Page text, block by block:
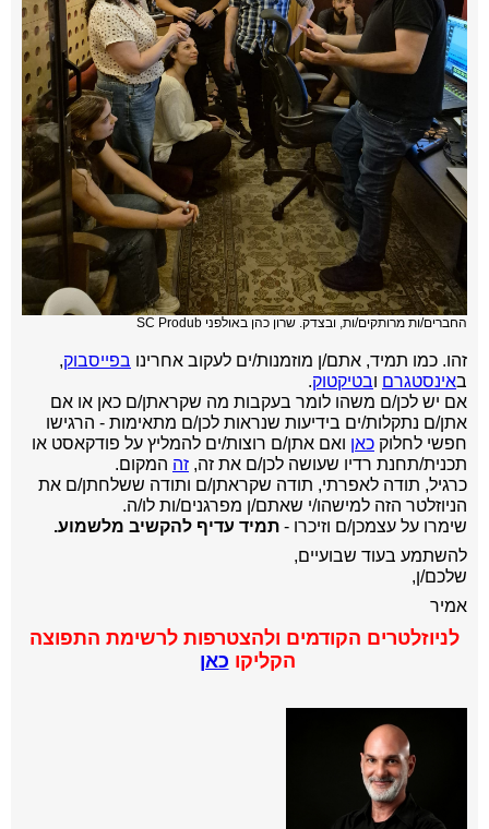
החברים/ות מרותקים/ות, ובצדק. שרון כהן באולפני SC Produb
זהו. כמו תמיד, אתם/ן מוזמנות/ים לעקוב אחרינו בפייסבוק,
באינסטגרם ובטיקטוק.
אם יש לכן/ם משהו לומר בעקבות מה שקראתן/ם כאן או אם
אתן/ם נתקלות/ים בידיעות שנראות לכן/ם מתאימות - הרגישו
חפשי לחלוק כאן ואם אתן/ם רוצות/ים להמליץ על פודקאסט או
תכנית/תחנת רדיו שעושה לכן/ם את זה, זה המקום.
כרגיל, תודה לאפרתי, תודה שקראתן/ם ותודה ששלחתן/ם את
הניוזלטר הזה למישהו/י שאתם/ן מפרגנים/ות לו/ה.
שימרו על עצמכן/ם וזיכרו - תמיד עדיף להקשיב מלשמוע.
להשתמע בעוד שבועיים,
שלכם/ן,
אמיר
לניוזלטרים הקודמים ולהצטרפות לרשימת התפוצה
הקליקו כאן